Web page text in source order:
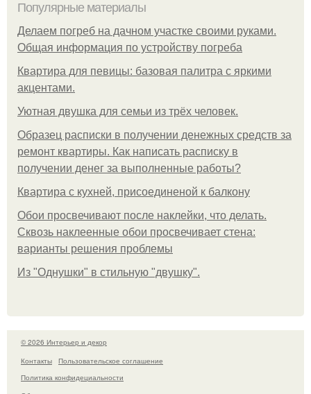
Популярные материалы
Делаем погреб на дачном участке своими руками.
Общая информация по устройству погреба
Квартира для певицы: базовая палитра с яркими
акцентами.
Уютная двушка для семьи из трёх человек.
Образец расписки в получении денежных средств за
ремонт квартиры. Как написать расписку в
получении денег за выполненные работы?
Квартира с кухней, присоединеной к балкону
Обои просвечивают после наклейки, что делать.
Сквозь наклеенные обои просвечивает стена:
варианты решения проблемы
Из "Однушки" в стильную "двушку".
© 2026 Интерьер и декор
Контакты
Пользовательское соглашение
Политика конфидециальности